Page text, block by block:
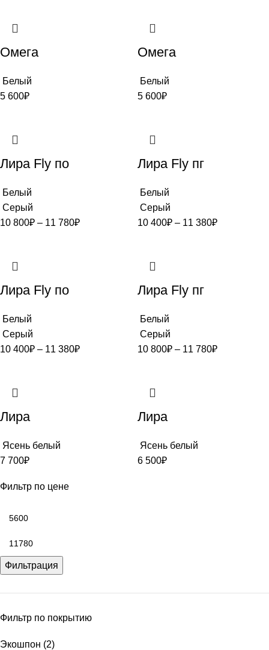
Фильтр по цене
Фильтрация
Фильтр по покрытию
Экошпон (2)
Омега
Белый
5 600₽
Омега
Белый
5 600₽
Лира Fly по
Белый
Серый
10 800₽ – 11 780₽
Лира Fly пг
Белый
Серый
10 400₽ – 11 380₽
Лира Fly по
Белый
Серый
10 400₽ – 11 380₽
Лира Fly пг
Белый
Серый
10 800₽ – 11 780₽
Лира
Ясень белый
7 700₽
Лира
Ясень белый
6 500₽